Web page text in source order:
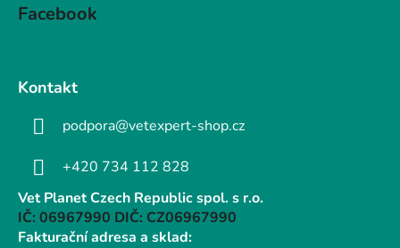
Facebook
Kontakt
podpora@vetexpert-shop.cz
+420 734 112 828
Vet Planet Czech Republic spol. s r.o.
IČ: 06967990 DIČ: CZ06967990
Fakturační adresa a sklad: